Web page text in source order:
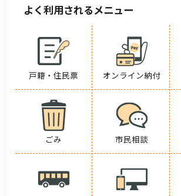
よく利用されるメニュー
戸籍・住民票 オンライン納付
ごみ 市民相談